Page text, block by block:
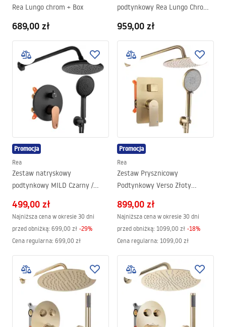
Rea Lungo chrom + Box
689,00 zł
podtynkowy Rea Lungo Chrom
959,00 zł
Promocja
Rea
Zestaw natryskowy
podtynkowy MILD Czarny /
499,00 zł
Najniższa cena w okresie 30 dni
przed obniżką: 699,00 zł -29%
Cena regularna: 699,00 zł
Promocja
Rea
Zestaw Prysznicowy
Podtynkowy Verso Złoty
899,00 zł
Najniższa cena w okresie 30 dni
przed obniżką: 1099,00 zł -18%
Cena regularna: 1099,00 zł